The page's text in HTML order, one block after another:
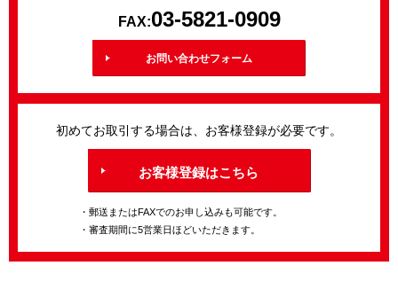
FAX:03-5821-0909
お問い合わせフォーム
初めてお取引する場合は、お客様登録が必要です。
お客様登録はこちら
・郵送またはFAXでのお申し込みも可能です。
・審査期間に5営業日ほどいただきます。